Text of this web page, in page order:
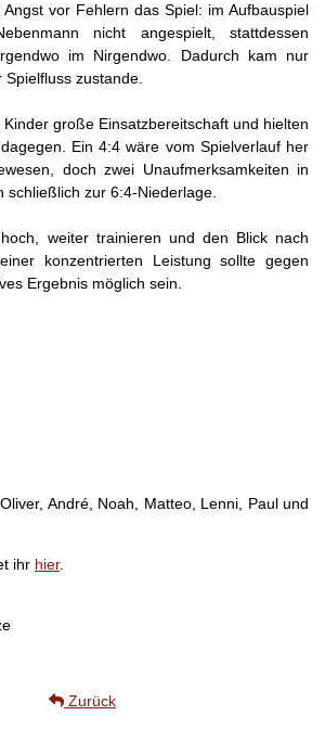
vor Fehlern das Spiel: im Aufbauspiel
nicht angespielt, stattdessen
im Nirgendwo. Dadurch kam nur
zustande.
große Einsatzbereitschaft und hielten
Ein 4:4 wäre vom Spielverlauf her
doch zwei Unaufmerksamkeiten in
schließlich zur 6:4-Niederlage.
weiter trainieren und den Blick nach
konzentrierten Leistung sollte gegen
Ergebnis möglich sein.
André, Noah, Matteo, Lenni, Paul und
ihr hier.
Zurück